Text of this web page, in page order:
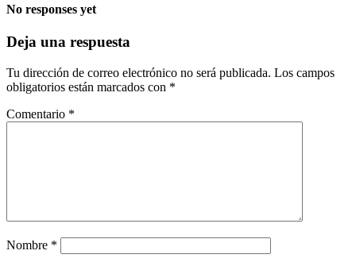
No responses yet
Deja una respuesta
Tu dirección de correo electrónico no será publicada. Los campos
obligatorios están marcados con *
Comentario *
Nombre *